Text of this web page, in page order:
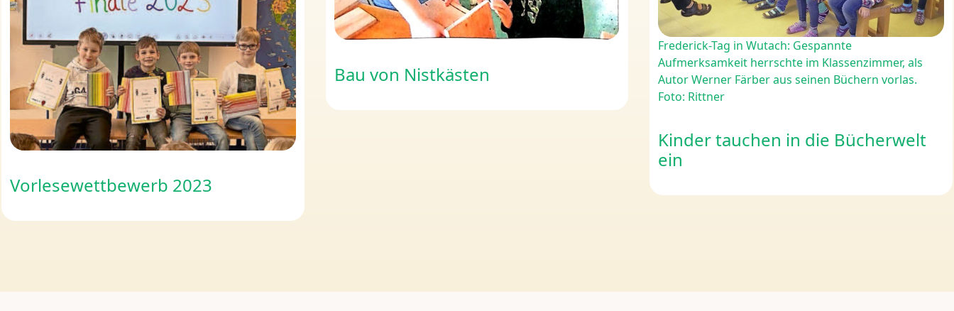
Vorlesewettbewerb 2023
Bau von Nistkästen
Frederick-Tag in Wutach: Gespannte
Aufmerksamkeit herrschte im Klassenzimmer, als
Autor Werner Färber aus seinen Büchern vorlas.
Foto: Rittner
Kinder tauchen in die Bücherwelt
ein